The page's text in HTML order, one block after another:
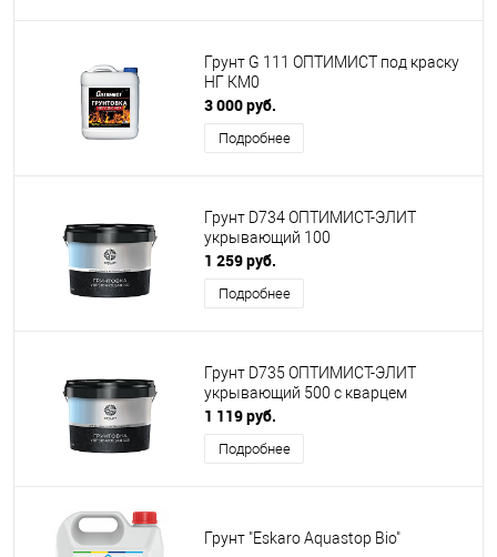
Грунт G 111 ОПТИМИСТ под краску
НГ КМ0
3 000 руб.
Подробнее
Грунт D734 ОПТИМИСТ-ЭЛИТ
укрывающий 100
1 259 руб.
Подробнее
Грунт D735 ОПТИМИСТ-ЭЛИТ
укрывающий 500 с кварцем
1 119 руб.
Подробнее
Грунт "Eskaro Aquastop Bio"